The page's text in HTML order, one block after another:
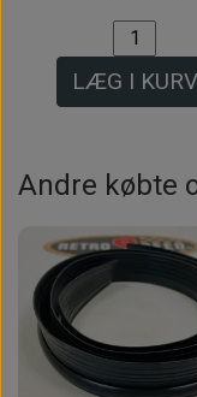
LÆG I KURV
Andre købte